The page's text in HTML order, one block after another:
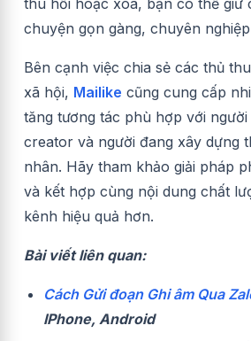
thu hồi hoặc xóa, bạn có thể giữ
chuyện gọn gàng, chuyên
Bên cạnh việc chia sẻ các thủ
xã hội, Mailike cũng cung cấp
tăng tương tác phù hợp với
creator và người đang xây dựng
nhân. Hãy tham khảo giải pháp
và kết hợp cùng nội dung chất
kênh hiệu quả hơn.
Bài viết liên quan:
Cách Gửi đoạn Ghi âm Qua
IPhone, Android